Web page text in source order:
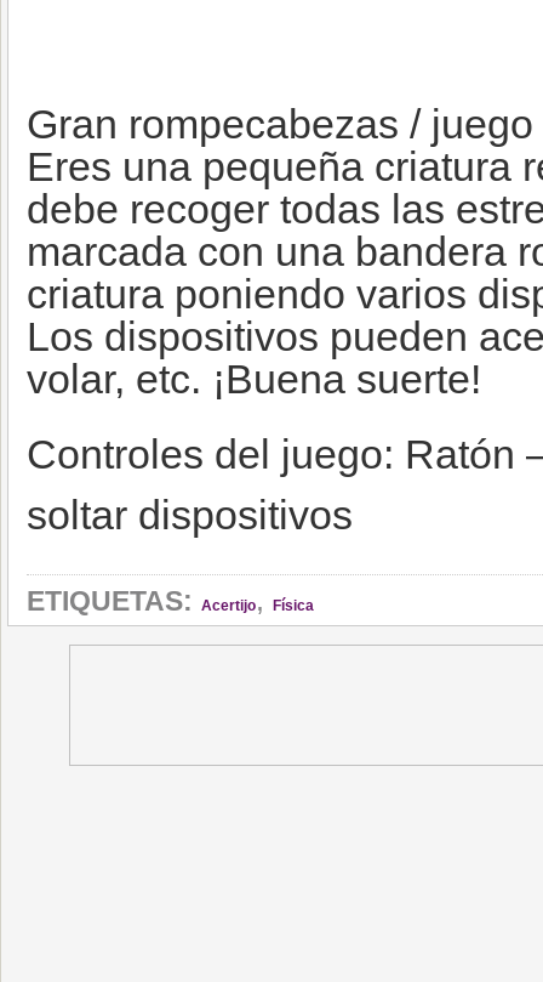
Gran rompecabezas /
Eres una pequeña criatura
debe recoger todas las
marcada con una bandera
criatura poniendo varios
Los dispositivos pueden
volar, etc. ¡Buena suerte!
Controles del juego: Ratón
soltar dispositivos
ETIQUETAS: Acertijo, Física